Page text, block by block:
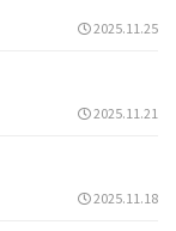
2025.11.25
2025.11.21
2025.11.18